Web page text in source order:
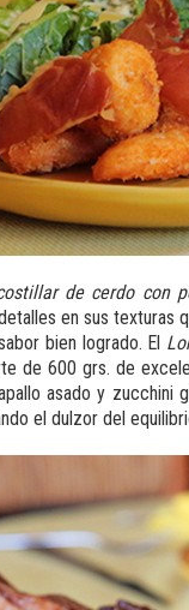
de cerdo con
en sus texturas
bien logrado. El
de 600 grs. de
asado y zucchini
el dulzor del